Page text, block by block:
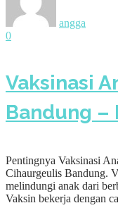
angga
0
Vaksinasi
Bandung –
Pentingnya Vaksinasi
Cihaurgeulis Bandung.
melindungi anak dari
Vaksin bekerja dengan